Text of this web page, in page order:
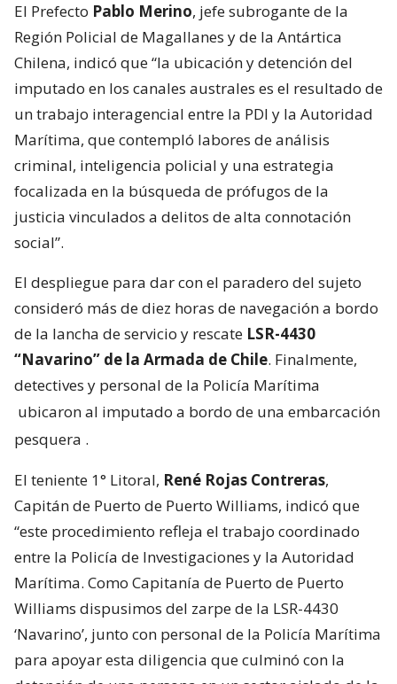
El Prefecto Pablo Merino, jefe subrogante de la
Región Policial de Magallanes y de la Antártica
Chilena, indicó que “la ubicación y detención del
imputado en los canales australes es el resultado de
un trabajo interagencial entre la PDI y la Autoridad
Marítima, que contempló labores de análisis
criminal, inteligencia policial y una estrategia
focalizada en la búsqueda de prófugos de la
justicia vinculados a delitos de alta connotación
social”.
El despliegue para dar con el paradero del sujeto
consideró más de diez horas de navegación a bordo
de la lancha de servicio y rescate LSR-4430
“Navarino” de la Armada de Chile. Finalmente,
detectives y personal de la Policía Marítima
ubicaron al imputado a bordo de una embarcación
pesquera .
El teniente 1° Litoral, René Rojas Contreras,
Capitán de Puerto de Puerto Williams, indicó que
“este procedimiento refleja el trabajo coordinado
entre la Policía de Investigaciones y la Autoridad
Marítima. Como Capitanía de Puerto de Puerto
Williams dispusimos del zarpe de la LSR-4430
‘Navarino’, junto con personal de la Policía Marítima
para apoyar esta diligencia que culminó con la